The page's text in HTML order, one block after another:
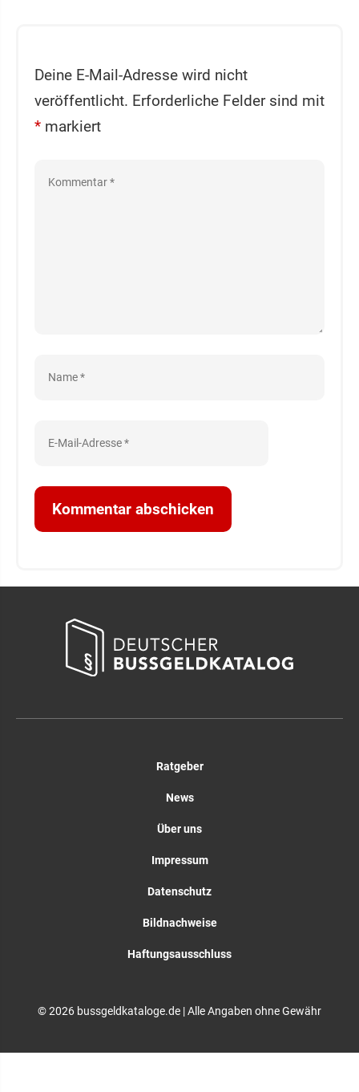
Deine E-Mail-Adresse wird nicht
veröffentlicht. Erforderliche Felder sind mit
* markiert
Ratgeber
News
Über uns
Impressum
Datenschutz
Bildnachweise
Haftungsausschluss
© 2026 bussgeldkataloge.de | Alle Angaben ohne Gewähr